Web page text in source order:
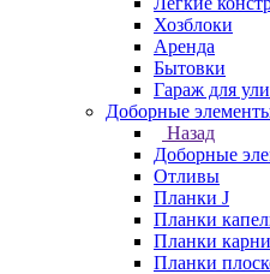
Хозблоки
Аренда
Бытовки
Гараж для
Доборные
Назад
Доборные
Отливы
Планки J
Планки
Планки
Планки